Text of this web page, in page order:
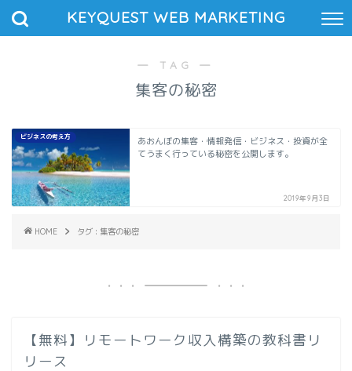
KEYQUEST WEB MARKETING
― TAG ―
集客の秘密
ビジネスの考え方
あおんぼの集客・情報発信・ビジネス・投資が全
てうまく行っている秘密を公開します。
2019年9月3日
HOME タグ : 集客の秘密
【無料】リモートワーク収入構築の教科書リ
リース